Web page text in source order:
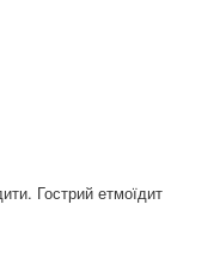
Гострий етмоїдит